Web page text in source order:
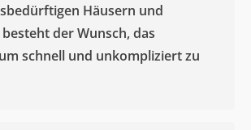
Häusern und
der Wunsch, das
schnell und unkompliziert zu